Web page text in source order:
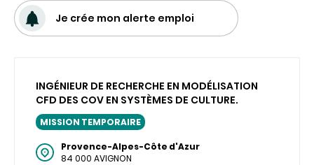
Je crée mon alerte emploi
INGÉNIEUR DE RECHERCHE EN MODÉLISATION
CFD DES COV EN SYSTÈMES DE CULTURE.
MISSION TEMPORAIRE
Provence-Alpes-Côte d'Azur
84 000 AVIGNON